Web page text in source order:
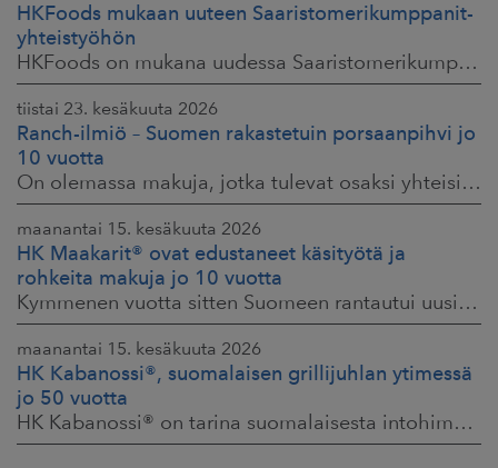
HKFoods mukaan uuteen Saaristomerikumppanit-
yhteistyöhön
HKFoods on mukana uudessa Saaristomerikumppanit-hankkeessa, joka kokoaa yhteen elintarviketeollisuuden, kaupan, maataloustuottajat ja asiantuntijat. Tavoitteena
tiistai 23. kesäkuuta 2026
Ranch-ilmiö – Suomen rakastetuin porsaanpihvi jo
10 vuotta
On olemassa makuja, jotka tulevat osaksi yhteisiä ruokahetkiä ja -muistoja. HK® Viljaporsaan fileepihvi Ranch on juuri sellainen. Klassikko, joka on hallinnut
maanantai 15. kesäkuuta 2026
HK Maakarit® ovat edustaneet käsityötä ja
rohkeita makuja jo 10 vuotta
Kymmenen vuotta sitten Suomeen rantautui uusi ilmiö: artesaanihenkisyys. Pienpanimoiden ja käsityöläistuotteiden nostaessa päätään HKFoodsilla tunnistettiin,
maanantai 15. kesäkuuta 2026
HK Kabanossi®, suomalaisen grillijuhlan ytimessä
jo 50 vuotta
HK Kabanossi® on tarina suomalaisesta intohimosta, innovaatiosta ja yhteisistä hetkistä grillin äärellä. Se on legenda, joka ei alkanut suurista strategioista,